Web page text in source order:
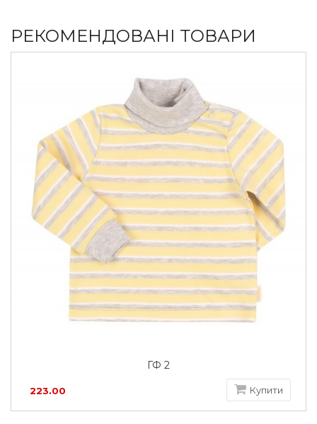
РЕКОМЕНДОВАНІ ТОВАРИ
ГФ 2
223.00 Купити